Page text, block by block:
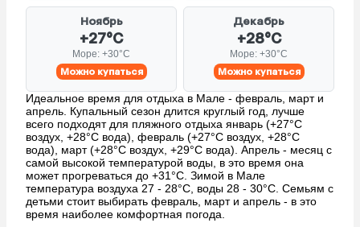
Ноябрь
+27°C
Море: +30°C
Можно купаться
Декабрь
+28°C
Море: +30°C
Можно купаться
Идеальное время для отдыха в Мале - февраль, март и
апрель. Купальный сезон длится круглый год, лучше
всего подходят для пляжного отдыха январь (+27°C
воздух, +28°C вода), февраль (+27°C воздух, +28°C
вода), март (+28°C воздух, +29°C вода). Апрель - месяц с
самой высокой температурой воды, в это время она
может прогреваться до +31°C. Зимой в Мале
температура воздуха 27 - 28°C, воды 28 - 30°C. Семьям с
детьми стоит выбирать февраль, март и апрель - в это
время наиболее комфортная погода.